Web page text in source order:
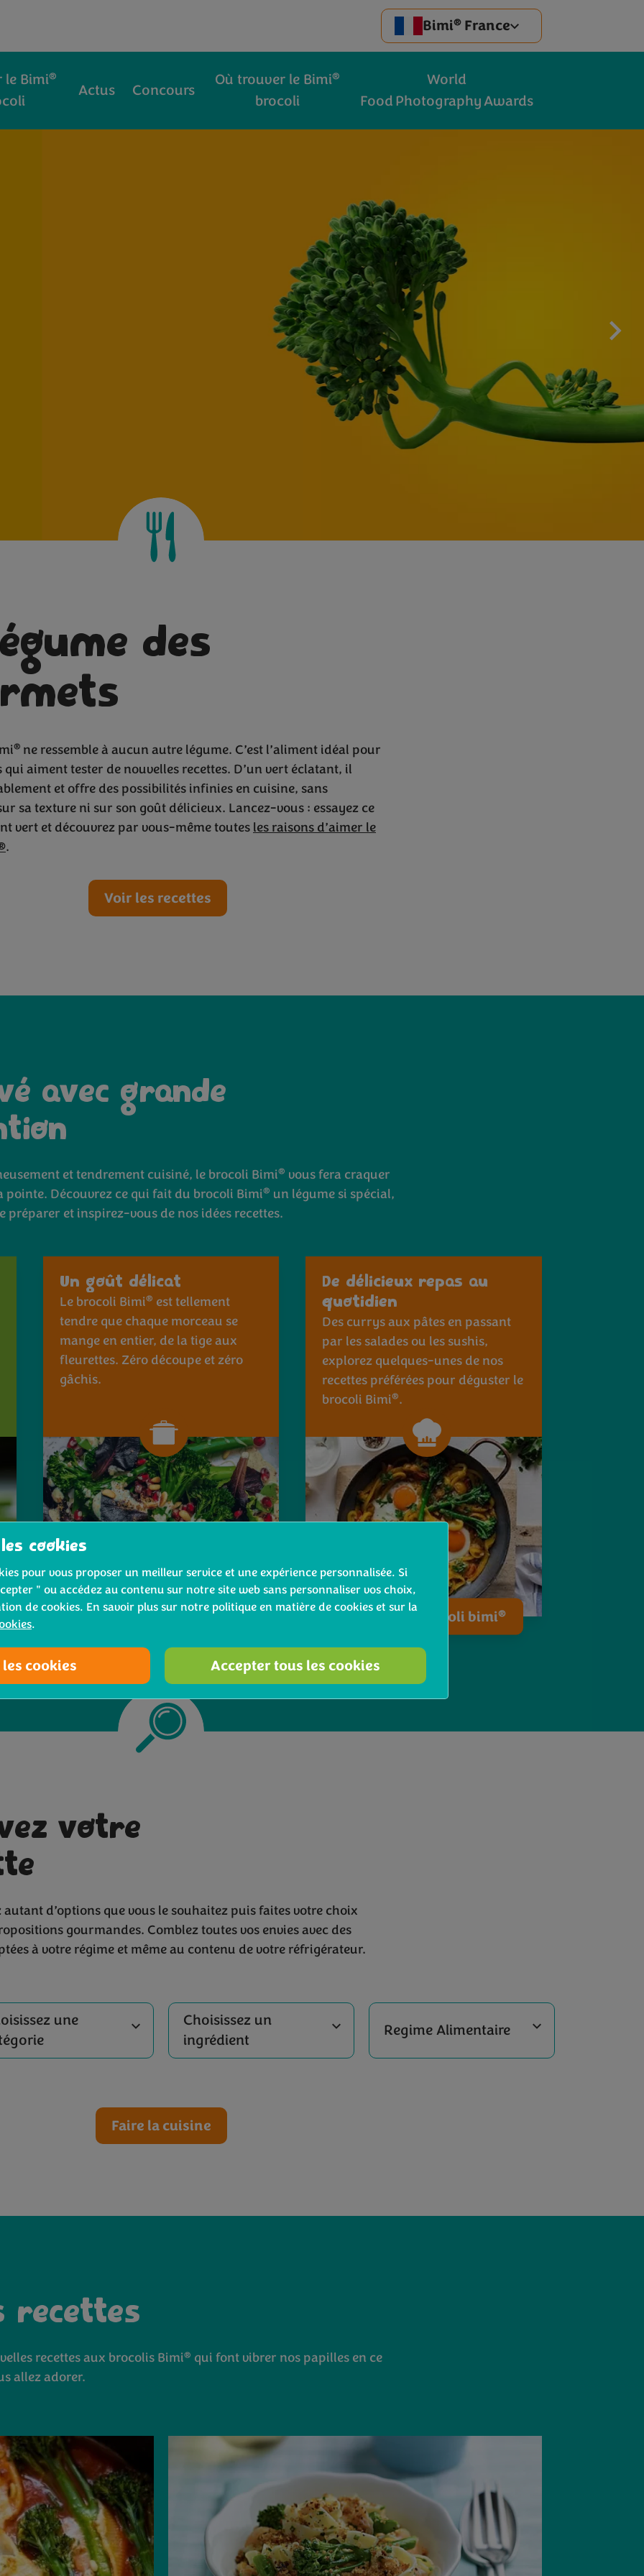
Bimi® France
le Bimi®
Actus Concours
Où trouver le Bimi®
brocoli
World
Food Photography Awards
mais en Mieux !
des
® ne ressemble à aucun autre légume. C’est l’aliment idéal pour
qui aiment tester de nouvelles recettes. D’un vert éclatant, il
et offre des possibilités infinies en cuisine, sans
sa texture ni sur son goût délicieux. Lancez-vous : essayez ce
vert et découvrez par vous-même toutes les raisons d’aimer le
.
Voir les recettes
avec grande
et tendrement cuisiné, le brocoli Bimi® vous fera craquer
pointe. Découvrez ce qui fait du brocoli Bimi® un légume si spécial,
préparer et inspirez-vous de nos idées recettes.
Un goût délicat
Le brocoli Bimi® est tellement
tendre que chaque morceau se
mange en entier, de la tige aux
fleurettes. Zéro découpe et zéro
gâchis.
Comment cuisiner le
De délicieux repas au
quotidien
Des currys aux pâtes en passant
par les salades ou les sushis,
explorez quelques-unes de nos
recettes préférées pour déguster le
brocoli Bimi®.
Cuisiner le brocoli bimi®
votre
autant d’options que vous le souhaitez puis faites votre choix
gourmandes. Comblez toutes vos envies avec des
à votre régime et même au contenu de votre réfrigérateur.
une
Choisissez un
ingrédient
Regime Alimentaire
Faire la cuisine
recettes
recettes aux brocolis Bimi® qui font vibrer nos papilles en ce
allez adorer.
cookies
pour vous proposer un meilleur service et une expérience personnalisée. Si
" ou accédez au contenu sur notre site web sans personnaliser vos choix,
de cookies. En savoir plus sur notre politique en matière de cookies et sur la
.
cookies Accepter tous les cookies